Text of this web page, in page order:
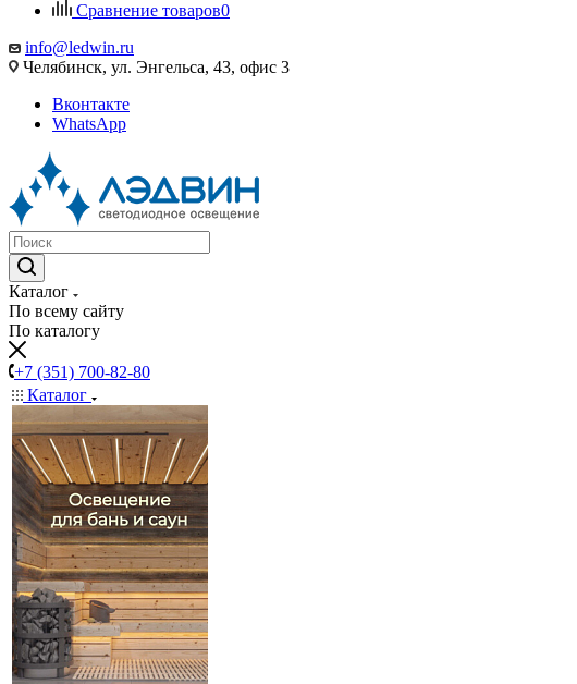
Сравнение товаров0
info@ledwin.ru
Челябинск, ул. Энгельса, 43, офис 3
Вконтакте
WhatsApp
Каталог
По всему сайту
По каталогу
+7 (351) 700-82-80
Каталог